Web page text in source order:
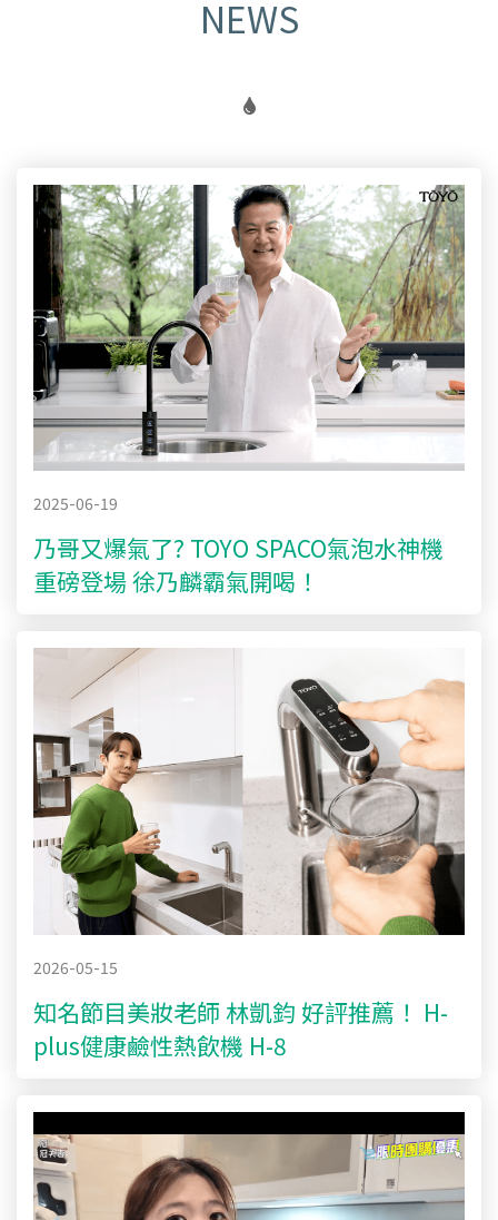
2025-06-19
乃哥又爆氣了? TOYO SPACO氣泡水神機
重磅登場 徐乃麟霸氣開喝！
2026-05-15
知名節目美妝老師 林凱鈞 好評推薦！ H-
plus健康鹼性熱飲機 H-8